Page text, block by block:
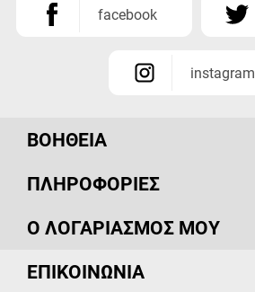
facebook
instagram
ΒΟΗΘΕΙΑ
ΠΛΗΡΟΦΟΡΙΕΣ
Ο ΛΟΓΑΡΙΑΣΜΟΣ ΜΟΥ
ΕΠΙΚΟΙΝΩΝΙΑ